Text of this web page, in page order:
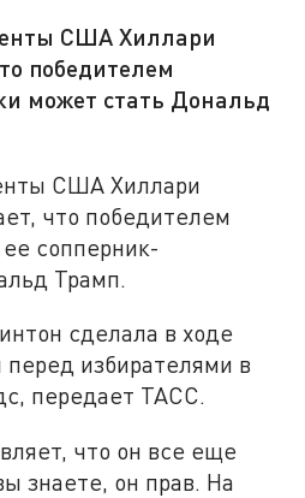
США Хиллари
победителем
может стать Дональд
США Хиллари
что победителем
сопперник-
Трамп.
сделала в ходе
перед избирателями в
передает ТАСС.
что он все еще
знаете, он прав. На